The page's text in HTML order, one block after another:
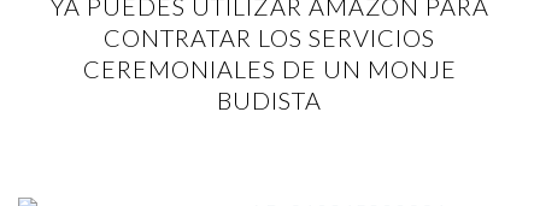
YA PUEDES UTILIZAR AMAZON PARA
CONTRATAR LOS SERVICIOS
CEREMONIALES DE UN MONJE
BUDISTA